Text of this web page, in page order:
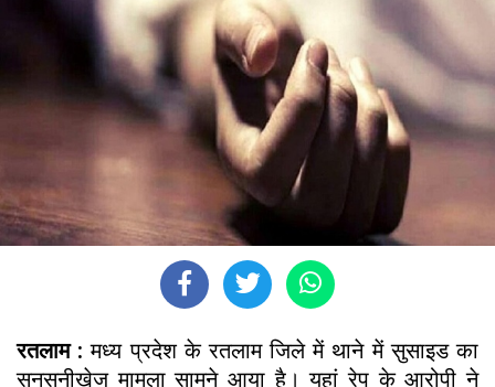
रतलाम :मध्य प्रदेश के रतलाम जिले में थाने में सुसाइड का
सनसनीखेज मामला सामने आया है। यहां रेप के आरोपी ने